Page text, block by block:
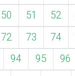
50 51 52
72 73 74
94 95 96